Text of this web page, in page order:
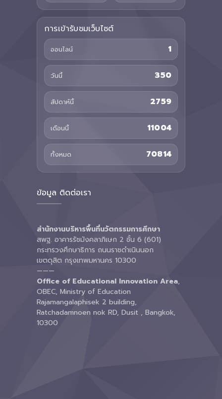
การเข้ารับชมเว็บไซต์
ออนไลน์ 1
วันนี้ 350
สัปดาห์นี้ 2759
เดือนนี้ 11004
ทั้งหมด 70814
ข้อมูล ติดต่อเรา
สำนักงานบริหารพื้นที่นวัตกรรมการศึกษา
สพฐ. อาคารรัชมังคลาภิเษก 2 ชั้น 6 (601)
กระทรวงศึกษาธิการ ถนนราชดำเนินนอก
เขตดุสิต กรุงเทพมหานคร 10300
———
Office of Educational Innovation Area,
OBEC, Ministry of Education
Rajamangalaphisek 2 building,
Ratchadamnoen nok RD, Dusit , Bangkok,
10300